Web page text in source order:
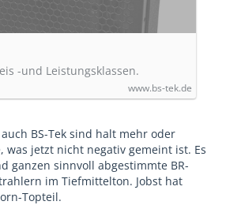
-und Leistungsklassen.
www.bs-tek.de
BS-Tek sind halt mehr oder
was jetzt nicht negativ gemeint ist. Es
ganzen sinnvoll abgestimmte BR-
im Tiefmittelton. Jobst hat
Topteil.